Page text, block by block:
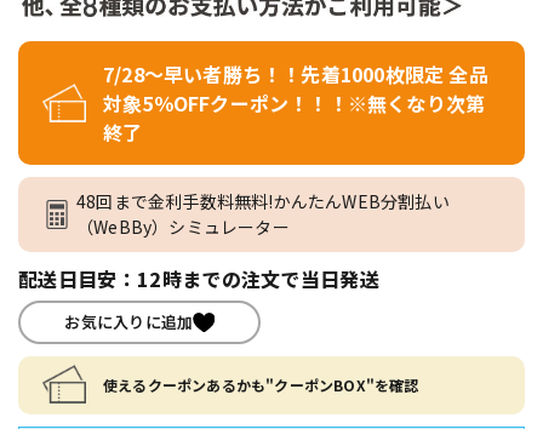
7/28～早い者勝ち！！先着1000枚限定 全品
対象5％OFFクーポン！！！※無くなり次第
終了
48回まで金利手数料無料!かんたんWEB分割払い
（WeBBy）シミュレーター
配送日目安：12時までの注文で当日発送
お気に入りに追加
使えるクーポンあるかも"クーポンBOX"を確認